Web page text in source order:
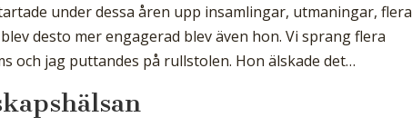
under dessa åren upp insamlingar, utmaningar, flera
desto mer engagerad blev även hon. Vi sprang flera
och jag puttandes på rullstolen. Hon älskade det…